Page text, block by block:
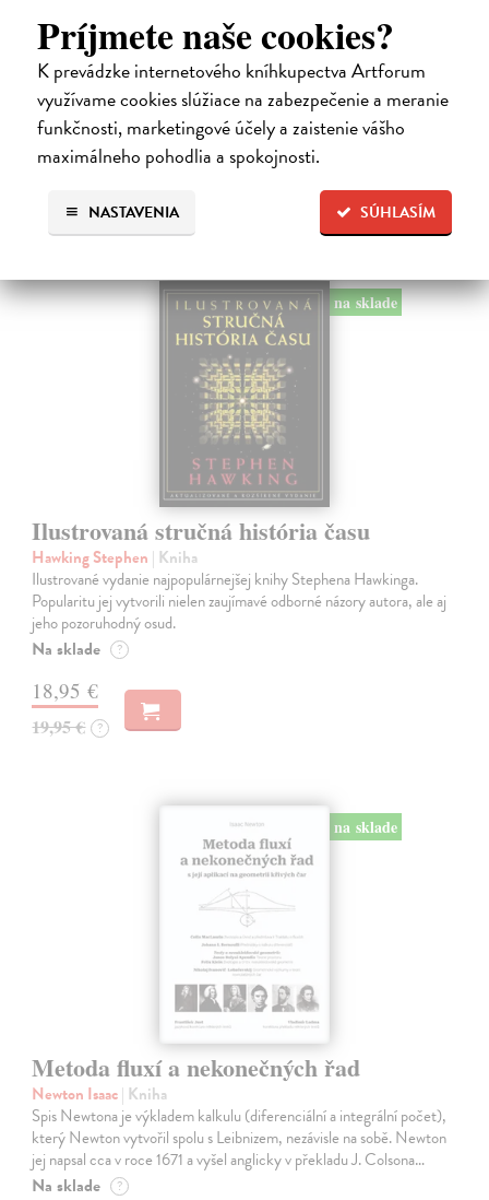
Príjmete naše cookies?
K prevádzke internetového kníhkupectva Artforum
využívame cookies slúžiace na zabezpečenie a meranie
funkčnosti, marketingové účely a zaistenie vášho
maximálneho pohodlia a spokojnosti.
SÚHLASÍM
NASTAVENIA
Po úspěšných výpravách do tajů fyziky se autor tentokrát věnuje
samotnému jádru fungování světa. Perpetuum mobile odhaluje
termodynamiku jako univerzální jazyk přírody, který spojuje fyziku,
chemii, biologii…
Na sklade
13,40 €
na sklade
Ilustrovaná stručná história času
Hawking Stephen | Kniha
Ilustrované vydanie najpopulárnejšej knihy Stephena Hawkinga.
Popularitu jej vytvorili nielen zaujímavé odborné názory autora, ale aj
jeho pozoruhodný osud.
Na sklade ?
18,95 €
19,95 € ?
na sklade
Metoda fluxí a nekonečných řad
Newton Isaac| Kniha
Spis Newtona je výkladem kalkulu (diferenciální a integrální počet),
který Newton vytvořil spolu s Leibnizem, nezávisle na sobě. Newton
jej napsal cca v roce 1671 a vyšel anglicky v překladu J. Colsona…
Na sklade ?